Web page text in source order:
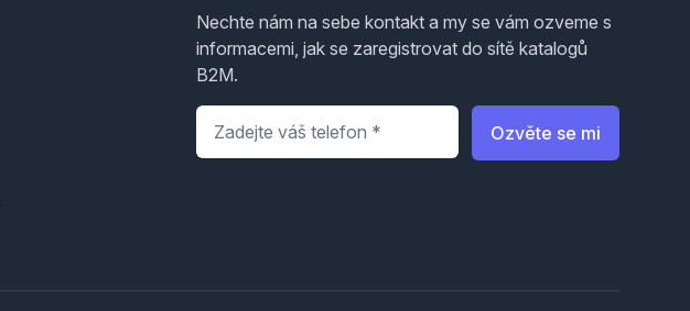
Nechte nám na sebe kontakt a my se vám ozveme s
informacemi, jak se zaregistrovat do sítě katalogů
B2M.
Telefon
Ozvěte se mi